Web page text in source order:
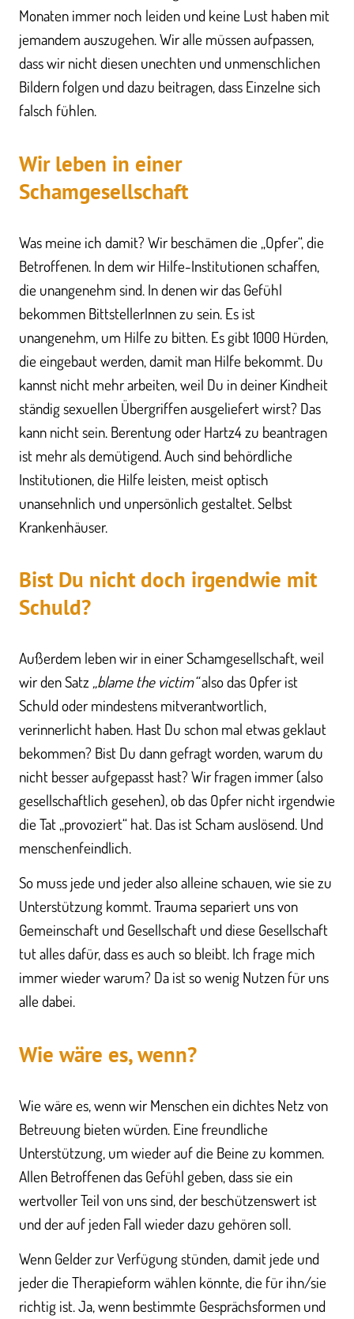
Monaten immer noch leiden und keine Lust haben mit
jemandem auszugehen. Wir alle müssen aufpassen,
dass wir nicht diesen unechten und unmenschlichen
Bildern folgen und dazu beitragen, dass Einzelne sich
falsch fühlen.
Wir leben in einer
Schamgesellschaft
Was meine ich damit? Wir beschämen die „Opfer“, die
Betroffenen. In dem wir Hilfe-Institutionen schaffen,
die unangenehm sind. In denen wir das Gefühl
bekommen BittstellerInnen zu sein. Es ist
unangenehm, um Hilfe zu bitten. Es gibt 1000 Hürden,
die eingebaut werden, damit man Hilfe bekommt. Du
kannst nicht mehr arbeiten, weil Du in deiner Kindheit
ständig sexuellen Übergriffen ausgeliefert wirst? Das
kann nicht sein. Berentung oder Hartz4 zu beantragen
ist mehr als demütigend. Auch sind behördliche
Institutionen, die Hilfe leisten, meist optisch
unansehnlich und unpersönlich gestaltet. Selbst
Krankenhäuser.
Bist Du nicht doch irgendwie mit
Schuld?
Außerdem leben wir in einer Schamgesellschaft, weil
wir den Satz „blame the victim“also das Opfer ist
Schuld oder mindestens mitverantwortlich,
verinnerlicht haben. Hast Du schon mal etwas geklaut
bekommen? Bist Du dann gefragt worden, warum du
nicht besser aufgepasst hast? Wir fragen immer (also
gesellschaftlich gesehen), ob das Opfer nicht irgendwie
die Tat „provoziert“ hat. Das ist Scham auslösend. Und
menschenfeindlich.
So muss jede und jeder also alleine schauen, wie sie zu
Unterstützung kommt. Trauma separiert uns von
Gemeinschaft und Gesellschaft und diese Gesellschaft
tut alles dafür, dass es auch so bleibt. Ich frage mich
immer wieder warum? Da ist so wenig Nutzen für uns
alle dabei.
Wie wäre es, wenn?
Wie wäre es, wenn wir Menschen ein dichtes Netz von
Betreuung bieten würden. Eine freundliche
Unterstützung, um wieder auf die Beine zu kommen.
Allen Betroffenen das Gefühl geben, dass sie ein
wertvoller Teil von uns sind, der beschützenswert ist
und der auf jeden Fall wieder dazu gehören soll.
Wenn Gelder zur Verfügung stünden, damit jede und
jeder die Therapieform wählen könnte, die für ihn/sie
richtig ist. Ja, wenn bestimmte Gesprächsformen und